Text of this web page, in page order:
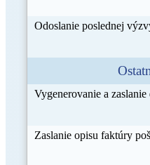
Odoslanie poslednej
Vygenerovanie a
Zaslanie opisu faktúry